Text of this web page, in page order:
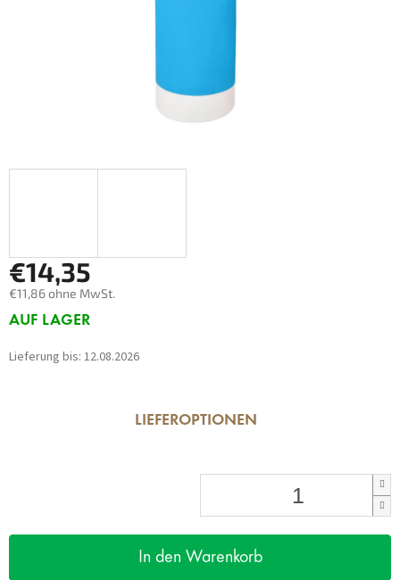
€14,35
€11,86 ohne MwSt.
Verkaufspreis:
AUF LAGER
Lieferung bis: 12.08.2026
LIEFEROPTIONEN
In den Warenkorb